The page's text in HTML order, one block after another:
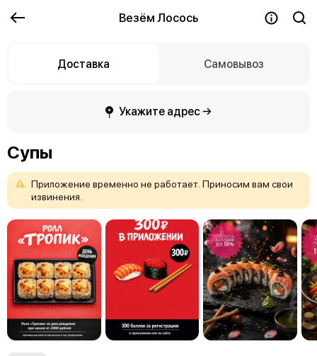
Везём Лосось
Доставка Самовывоз
Укажите адрес →
Супы
Приложение временно не работает. Приносим вам свои
извинения.